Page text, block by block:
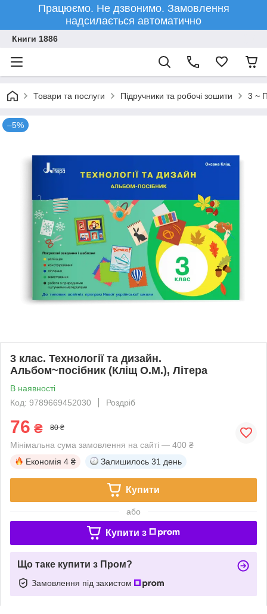
Працюємо. Не дзвонимо. Замовлення
надсилається автоматично
Книги 1886
Товари та послуги Підручники та робочі зошити 3 ~
–5%
3 клас. Технології та дизайн.
Альбом~посібник (Кліщ О.М.), Літера
В наявності
Код: 9789669452030
Роздріб
76 ₴ 80 ₴
Мінімальна сума замовлення на сайті — 400 ₴
Економія 4 ₴ Залишилось 31 день
Купити
або
Купити з
Що таке купити з Пром?
Замовлення під захистом